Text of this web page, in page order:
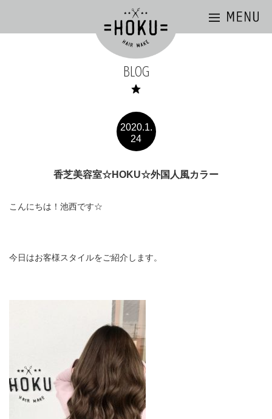
BLOG
2020.1.
24
香芝美容室☆HOKU☆外国人風カラー
こんにちは！池西です☆
今日はお客様スタイルをご紹介します。